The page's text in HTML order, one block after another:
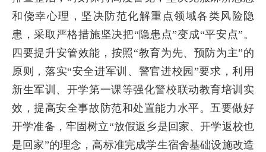
和侥幸心理，坚决防范化解重点领域各类风险隐
患，采取严格措施坚决把“隐患点”变成“平安点”。
四要提升安管效能，按照“教育为先、预防为主”的
原则，落实“安全进军训、警官进校园”要求，利用
新生军训、开学第一课等强化警校联动教育培训实
效，提高安全事故防范和处置能力水平。五要做好
开学准备，牢固树立“放假返乡是回家、开学返校也
是回家”的理念，高标准完成学生宿舍基础设施改造